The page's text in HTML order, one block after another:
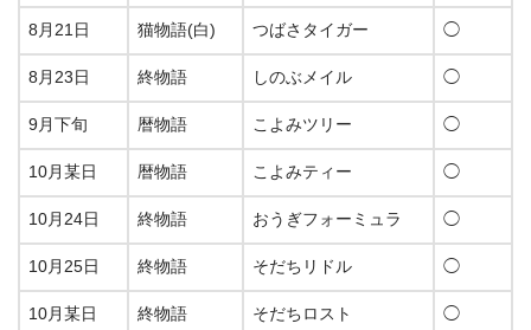
8月21日 猫物語(白) つばさタイガー ◯
8月23日 終物語 しのぶメイル ◯
9月下旬 暦物語 こよみツリー ◯
10月某日 暦物語 こよみティー ◯
10月24日 終物語 おうぎフォーミュラ ◯
10月25日 終物語 そだちリドル ◯
10月某日 終物語 そだちロスト ◯